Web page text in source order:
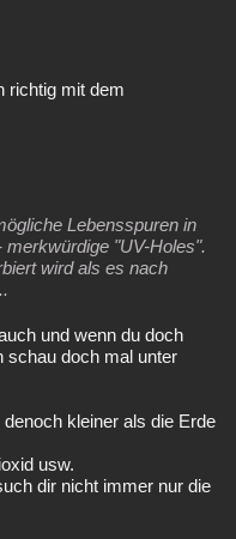
richtig mit dem
Lebensspuren in
"UV-Holes".
wird als es nach
und wenn du doch
schau doch mal unter
kleiner als die Erde
usw.
dir nicht immer nur die